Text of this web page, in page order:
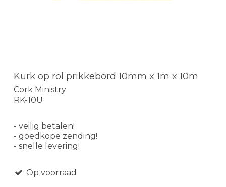
Kurk op rol prikkebord 10mm x 1m x 10m
Cork Ministry
RK-10U
- veilig betalen!
- goedkope zending!
- snelle levering!
Op voorraad